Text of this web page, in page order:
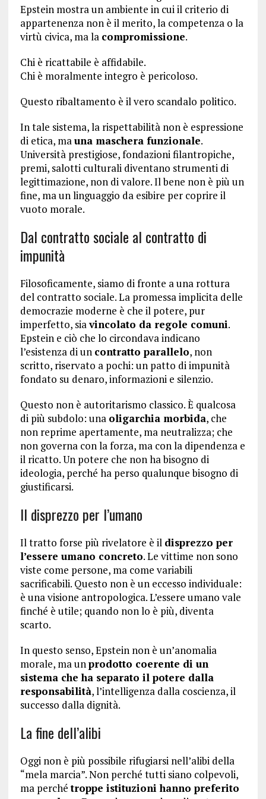
Epstein mostra un ambiente in cui il criterio di
appartenenza non è il merito, la competenza o la
virtù civica, ma la compromissione.
Chi è ricattabile è affidabile.
Chi è moralmente integro è pericoloso.
Questo ribaltamento è il vero scandalo politico.
In tale sistema, la rispettabilità non è espressione
di etica, mauna maschera funzionale.
Università prestigiose, fondazioni filantropiche,
premi, salotti culturali diventano strumenti di
legittimazione, non di valore. Il bene non è più un
fine, ma un linguaggio da esibire per coprire il
vuoto morale.
Dal contratto sociale al contratto di
impunità
Filosoficamente, siamo di fronte a una rottura
del contratto sociale. La promessa implicita delle
democrazie moderne è che il potere, pur
imperfetto, siavincolato da regole comuni.
Epstein e ciò che lo circondava indicano
l’esistenza di un contratto parallelo, non
scritto, riservato a pochi: un patto di impunità
fondato su denaro, informazioni e silenzio.
Questo non è autoritarismo classico. È qualcosa
di più subdolo: una oligarchia morbida, che
non reprime apertamente, ma neutralizza; che
non governa con la forza, ma con la dipendenza e
il ricatto. Un potere che non ha bisogno di
ideologia, perché ha perso qualunque bisogno di
giustificarsi.
Il disprezzo per l’umano
Il tratto forse più rivelatore è il disprezzo per
l’essere umano concreto. Le vittime non sono
viste come persone, ma come variabili
sacrificabili. Questo non è un eccesso individuale:
è una visione antropologica. L’essere umano vale
finché è utile; quando non lo è più, diventa
scarto.
In questo senso, Epstein non è un’anomalia
morale, ma unprodotto coerente di un
sistema che ha separato il potere dalla
responsabilità, l’intelligenza dalla coscienza, il
successo dalla dignità.
La fine dell’alibi
Oggi non è più possibile rifugiarsi nell’alibi della
“mela marcia”. Non perché tutti siano colpevoli,
ma perchétroppe istituzioni hanno preferito